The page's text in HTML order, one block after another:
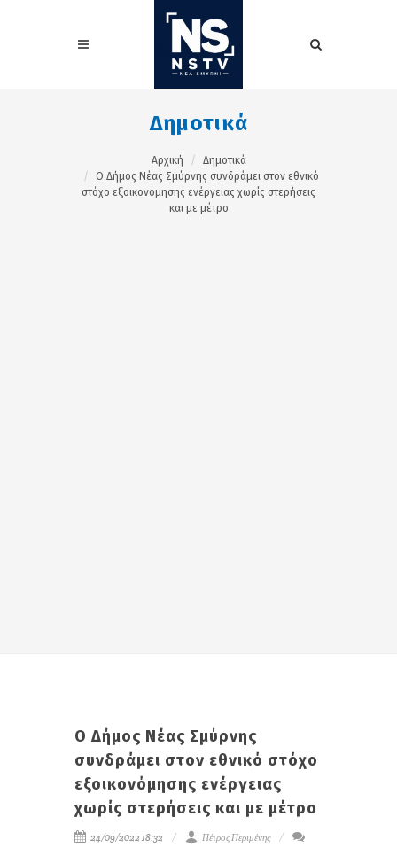
Δημοτικά
Αρχική
Δημοτικά
Ο Δήμος Νέας Σμύρνης συνδράμει στον εθνικό
στόχο εξοικονόμησης ενέργειας χωρίς στερήσεις
και με μέτρο
Ο Δήμος Νέας Σμύρνης
συνδράμει στον εθνικό στόχο
εξοικονόμησης ενέργειας
χωρίς στερήσεις και με μέτρο
24/09/2022 18:32
Πέτρος Περιμένης